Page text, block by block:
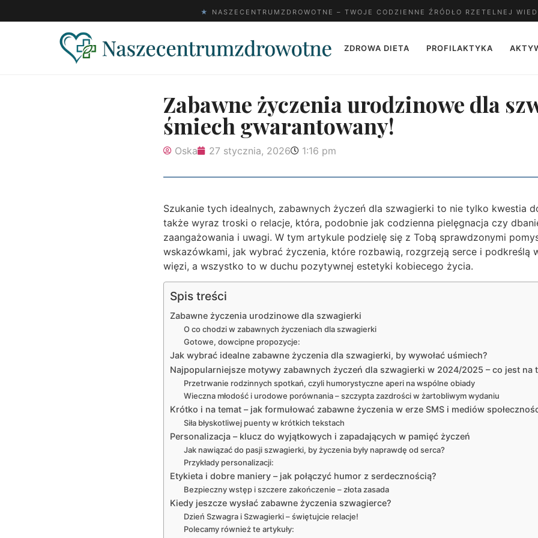
★ NASZECENTRUMZDROWOTNE – TWOJE CODZIENNE ŹRÓDŁO RZETELNEJ
ZDROWA DIETA PROFILAKTYKA
Zabawne życzenia urodzinowe dla
śmiech gwarantowany!
Oska 27 stycznia, 2026 1:16 pm
Szukanie tych idealnych, zabawnych życzeń dla szwagierki to nie tylko kwestia
także wyraz troski o relacje, która, podobnie jak codzienna pielęgnacja czy
zaangażowania i uwagi. W tym artykule podzielę się z Tobą sprawdzonymi
wskazówkami, jak wybrać życzenia, które rozbawią, rozgrzeją serce i podkreślą
więzi, a wszystko to w duchu pozytywnej estetyki kobiecego życia.
Spis treści
Zabawne życzenia urodzinowe dla szwagierki
O co chodzi w zabawnych życzeniach dla szwagierki
Gotowe, dowcipne propozycje:
Jak wybrać idealne zabawne życzenia dla szwagierki, by wywołać uśmiech?
Najpopularniejsze motywy zabawnych życzeń dla szwagierki w 2024/2025 – co jest na
Przetrwanie rodzinnych spotkań, czyli humorystyczne aperi na wspólne obiady
Wieczna młodość i urodowe porównania – szczypta zazdrości w żartobliwym wydaniu
Krótko i na temat – jak formułować zabawne życzenia w erze SMS i mediów
Siła błyskotliwej puenty w krótkich tekstach
Personalizacja – klucz do wyjątkowych i zapadających w pamięć życzeń
Jak nawiązać do pasji szwagierki, by życzenia były naprawdę od serca?
Przykłady personalizacji:
Etykieta i dobre maniery – jak połączyć humor z serdecznością?
Bezpieczny wstęp i szczere zakończenie – złota zasada
Kiedy jeszcze wysłać zabawne życzenia szwagierce?
Dzień Szwagra i Szwagierki – świętujcie relacje!
Polecamy również te artykuły: